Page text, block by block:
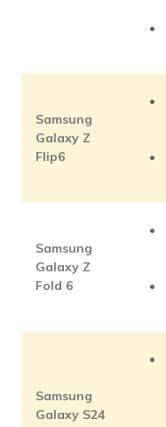
Samsung
Galaxy Z
Flip6
Samsung
Galaxy Z
Fold 6
Samsung
Galaxy S24